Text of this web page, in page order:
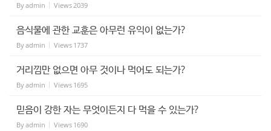
Byadmin Views2039
음식물에 관한 교훈은 아무런 유익이 없는가?
Byadmin Views 1737
거리낌만 없으면 아무 것이나 먹어도 되는가?
Byadmin Views 1695
믿음이 강한 자는 무엇이든지 다 먹을 수 있는가?
Byadmin Views 1690